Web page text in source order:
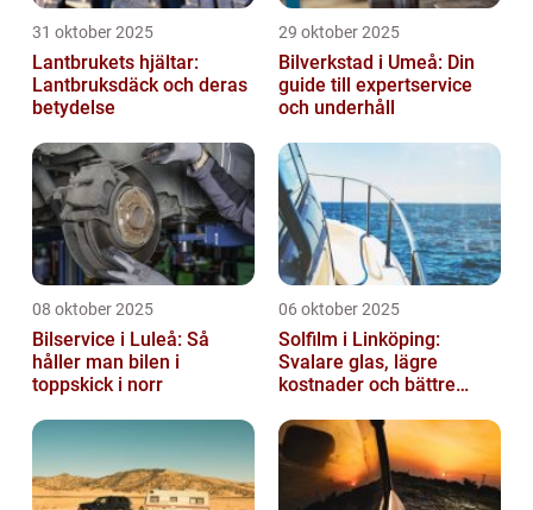
31 oktober 2025
Lantbrukets hjältar:
Lantbruksdäck och deras
betydelse
29 oktober 2025
Bilverkstad i Umeå: Din
guide till expertservice
och underhåll
08 oktober 2025
Bilservice i Luleå: Så
håller man bilen i
toppskick i norr
06 oktober 2025
Solfilm i Linköping:
Svalare glas, lägre
kostnader och bättre